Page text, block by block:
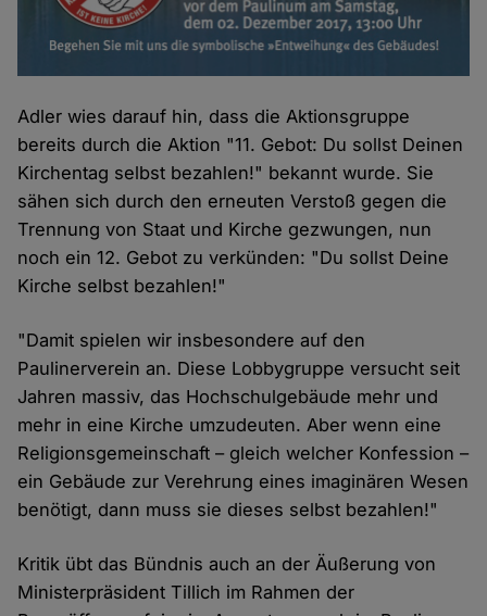
Adler wies darauf hin, dass die Aktionsgruppe
bereits durch die Aktion "11. Gebot: Du sollst Deinen
Kirchentag selbst bezahlen!" bekannt wurde. Sie
sähen sich durch den erneuten Verstoß gegen die
Trennung von Staat und Kirche gezwungen, nun
noch ein 12. Gebot zu verkünden: "Du sollst Deine
Kirche selbst bezahlen!"
"Damit spielen wir insbesondere auf den
Paulinerverein an. Diese Lobbygruppe versucht seit
Jahren massiv, das Hochschulgebäude mehr und
mehr in eine Kirche umzudeuten. Aber wenn eine
Religionsgemeinschaft – gleich welcher Konfession –
ein Gebäude zur Verehrung eines imaginären Wesen
benötigt, dann muss sie dieses selbst bezahlen!"
Kritik übt das Bündnis auch an der Äußerung von
Ministerpräsident Tillich im Rahmen der